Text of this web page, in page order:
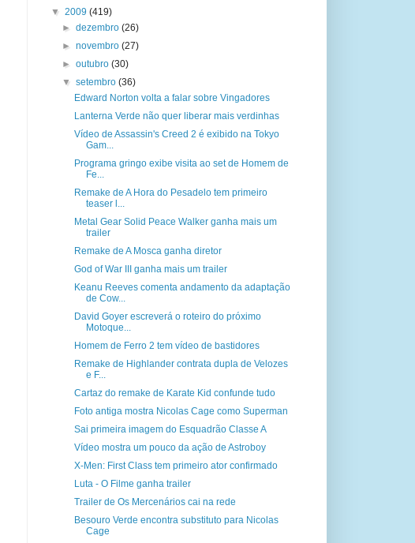
▼ 2009 (419)
►dezembro(26)
►novembro(27)
►outubro(30)
▼setembro(36)
Edward Norton volta a falar sobre Vingadores
Lanterna Verde não quer liberar mais verdinhas
Vídeo de Assassin's Creed 2 é exibido na Tokyo
Gam...
Programa gringo exibe visita ao set de Homem de
Fe...
Remake de A Hora do Pesadelo tem primeiro
teaser l...
Metal Gear Solid Peace Walker ganha mais um
trailer
Remake de A Mosca ganha diretor
God of War III ganha mais um trailer
Keanu Reeves comenta andamento da adaptação
de Cow...
David Goyer escreverá o roteiro do próximo
Motoque...
Homem de Ferro 2 tem vídeo de bastidores
Remake de Highlander contrata dupla de Velozes
e F...
Cartaz do remake de Karate Kid confunde tudo
Foto antiga mostra Nicolas Cage como Superman
Sai primeira imagem do Esquadrão Classe A
Vídeo mostra um pouco da ação de Astroboy
X-Men: First Class tem primeiro ator confirmado
Luta - O Filme ganha trailer
Trailer de Os Mercenários cai na rede
Besouro Verde encontra substituto para Nicolas
Cage